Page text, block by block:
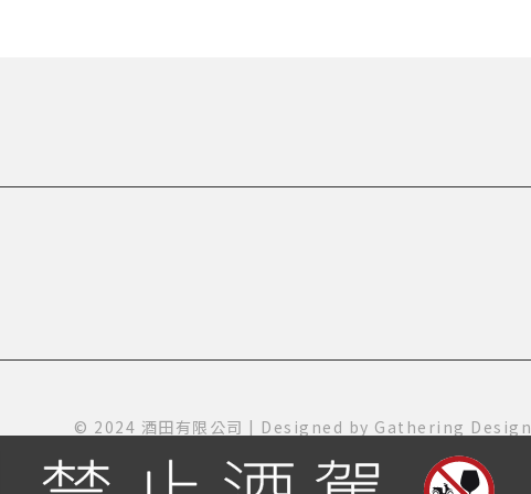
© 2024 酒田有限公司 | Designed by Gathering Design